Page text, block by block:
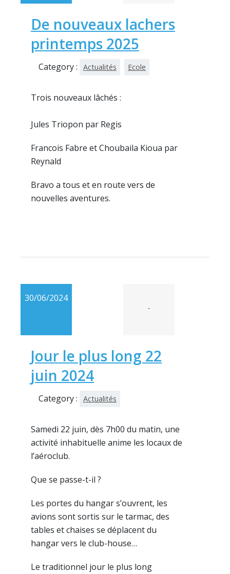
De nouveaux lachers
printemps 2025
Category : Actualités Ecole
Trois nouveaux lâchés :
Jules Triopon par Regis
Francois Fabre et Choubaila Kioua par
Reynald
Bravo a tous et en route vers de
nouvelles aventures.
30/06/2024
-
Jour le plus long 22
juin 2024
Category : Actualités
Samedi 22 juin, dès 7h00 du matin, une
activité inhabituelle anime les locaux de
l’aéroclub.
Que se passe-t-il ?
Les portes du hangar s’ouvrent, les
avions sont sortis sur le tarmac, des
tables et chaises se déplacent du
hangar vers le club-house…
Le traditionnel jour le plus long